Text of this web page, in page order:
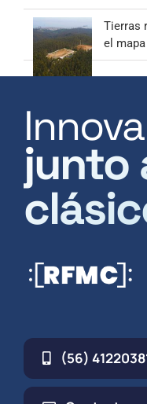
Tierras
el
junto
(56)